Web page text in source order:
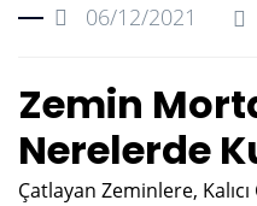
06/12/2021
Zemin
Nerelerde
Çatlayan Zeminlere,